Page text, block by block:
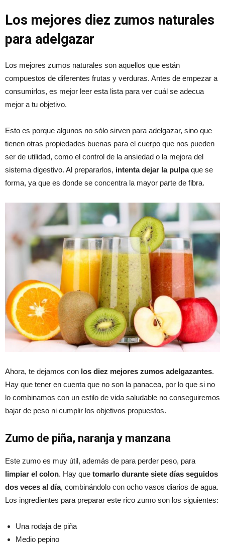
Los mejores diez zumos naturales
para adelgazar
Los mejores zumos naturales son aquellos que están
compuestos de diferentes frutas y verduras. Antes de empezar a
consumirlos, es mejor leer esta lista para ver cuál se adecua
mejor a tu objetivo.
Esto es porque algunos no sólo sirven para adelgazar, sino que
tienen otras propiedades buenas para el cuerpo que nos pueden
ser de utilidad, como el control de la ansiedad o la mejora del
sistema digestivo. Al prepararlos, intenta dejar la pulpaque se
forma, ya que es donde se concentra la mayor parte de fibra.
Ahora, te dejamos con los diez mejores zumos adelgazantes.
Hay que tener en cuenta que no son la panacea, por lo que si no
lo combinamos con un estilo de vida saludable no conseguiremos
bajar de peso ni cumplir los objetivos propuestos.
Zumo de piña, naranja y manzana
Este zumo es muy útil, además de para perder peso, para
limpiar el colon. Hay que tomarlo durante siete días seguidos
dos veces al día, combinándolo con ocho vasos diarios de agua.
Los ingredientes para preparar este rico zumo son los siguientes:
Una rodaja de piña
Medio pepino